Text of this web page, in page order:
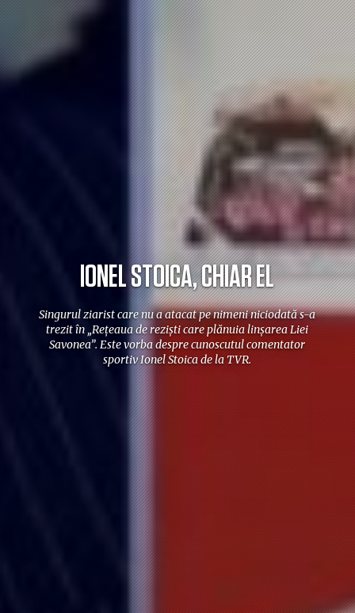
IONEL STOICA, CHIAR EL
Singurul ziarist care nu a atacat pe nimeni niciodată s-a
trezit în „Reţeaua de rezişti care plănuia linşarea Liei
Savonea”. Este vorba despre cunoscutul comentator
sportiv Ionel Stoica de la TVR.